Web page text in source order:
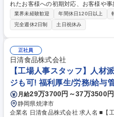
れたお客様への初期対応、お客様や
保険金のお支払等を担当いただきま
客様に安心をお届けするやりがいのあるお仕事です
客様への初期対応（事故状況や被害
大学生等のための保険金の支払業務
相手への初期対応（お怪我の状況等
期間中の治療費等のお支払 ・（物損
社への初期対応（自動車等の損害状
損害確認に関する打合せ等 募集職種 【浜松】損害サービス主任(自動車・
火災保険)特定社員 福利厚生・WLB充
業界未経験歓迎 年間休日120日以上
完全週休2日制
土日祝休み
正社員
日清食品株式会社
【工場人事スタッフ】人材
ジも可! 福利厚生/労務/給与
月給29万3700円～37万3500円
静岡県焼津市
企業名 日清食品株式会社 求人名 ■【工場人事スタッフ】人材派遣業界か